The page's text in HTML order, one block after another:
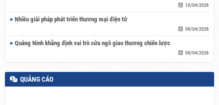
10/04/2026
Nhiều giải pháp phát triển thương mại điện tử
09/04/2026
Quảng Ninh khẳng định vai trò cửa ngõ giao thương chiến lược
09/04/2026
QUẢNG CÁO